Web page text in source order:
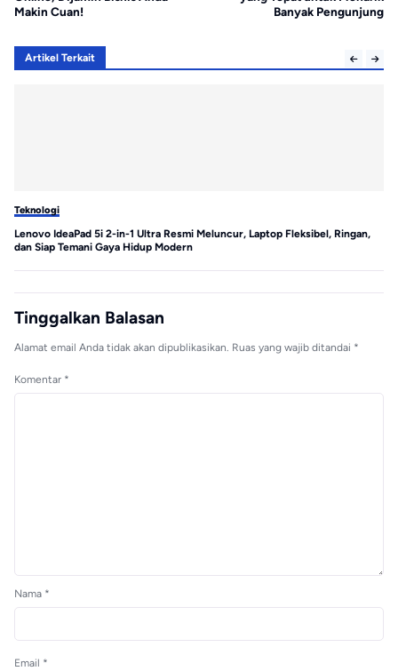
Makin Cuan!
Banyak Pengunjung
Artikel Terkait
Teknologi
Lenovo IdeaPad 5i 2-in-1 Ultra Resmi Meluncur, Laptop Fleksibel, Ringan,
dan Siap Temani Gaya Hidup Modern
Tinggalkan Balasan
Alamat email Anda tidak akan dipublikasikan. Ruas yang wajib ditandai *
Komentar *
Nama *
Email *